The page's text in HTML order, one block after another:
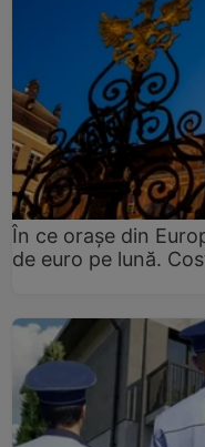
În ce orașe din
de euro pe lună.